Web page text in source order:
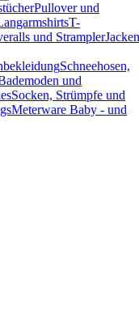
Pullover und
T-
und StramplerJacken
Schneehosen,
und
Socken, Strümpfe und
Meterware Baby - und